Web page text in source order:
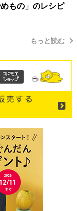
もの」のレシピ
もっと読む